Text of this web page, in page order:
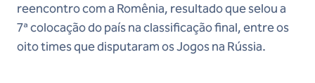
reencontro com a Romênia, resultado que selou a
7ª colocação do país na classificação final, entre os
oito times que disputaram os Jogos na Rússia.